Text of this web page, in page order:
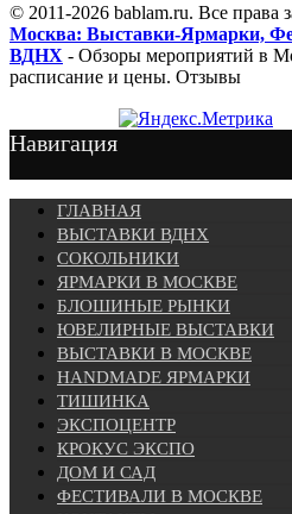
© 2011-2026 bablam.ru. Все права
Москва: Выставки-Ярмарки,
ВДНХ - Обзоры мероприятий в
расписание и цены. Отзывы
Навигация
ГЛАВНАЯ
ВЫСТАВКИ ВДНХ
СОКОЛЬНИКИ
ЯРМАРКИ В МОСКВЕ
БЛОШИНЫЕ РЫНКИ
ЮВЕЛИРНЫЕ ВЫСТАВКИ
ВЫСТАВКИ В МОСКВЕ
HANDMADE ЯРМАРКИ
ТИШИНКА
ЭКСПОЦЕНТР
КРОКУС ЭКСПО
ДОМ И САД
ФЕСТИВАЛИ В МОСКВЕ